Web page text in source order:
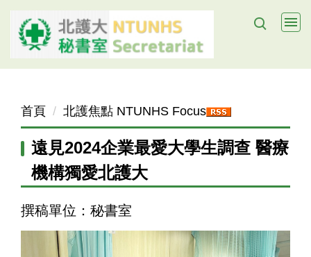
跳
到
要
首頁 北護焦點 NTUNHS Focus
遠見2024企業最愛大學生調查 醫療
機構獨愛北護大
撰稿單位：秘書室